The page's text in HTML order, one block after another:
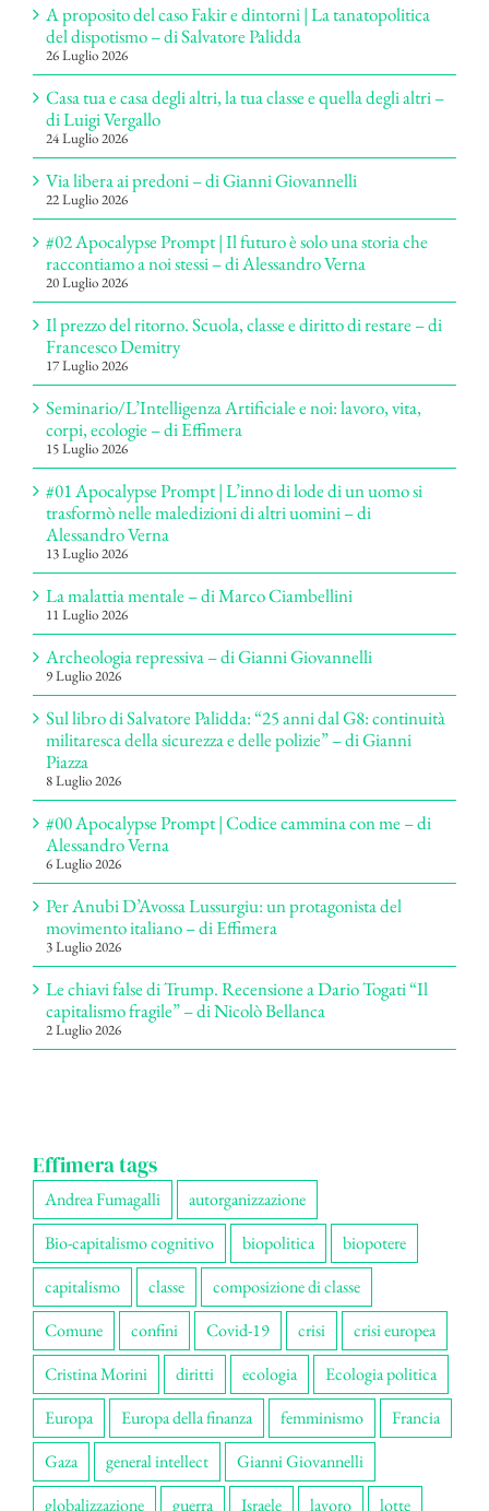
A proposito del caso Fakir e dintorni | La tanatopolitica
del dispotismo – di Salvatore Palidda
26 Luglio 2026
Casa tua e casa degli altri, la tua classe e quella degli altri –
di Luigi Vergallo
24 Luglio 2026
Via libera ai predoni – di Gianni Giovannelli
22 Luglio 2026
#02 Apocalypse Prompt | Il futuro è solo una storia che
raccontiamo a noi stessi – di Alessandro Verna
20 Luglio 2026
Il prezzo del ritorno. Scuola, classe e diritto di restare – di
Francesco Demitry
17 Luglio 2026
Seminario/L’Intelligenza Artificiale e noi: lavoro, vita,
corpi, ecologie – di Effimera
15 Luglio 2026
#01 Apocalypse Prompt | L’inno di lode di un uomo si
trasformò nelle maledizioni di altri uomini – di
Alessandro Verna
13 Luglio 2026
La malattia mentale – di Marco Ciambellini
11 Luglio 2026
Archeologia repressiva – di Gianni Giovannelli
9 Luglio 2026
Sul libro di Salvatore Palidda: “25 anni dal G8: continuità
militaresca della sicurezza e delle polizie” – di Gianni
Piazza
8 Luglio 2026
#00 Apocalypse Prompt | Codice cammina con me – di
Alessandro Verna
6 Luglio 2026
Per Anubi D’Avossa Lussurgiu: un protagonista del
movimento italiano – di Effimera
3 Luglio 2026
Le chiavi false di Trump. Recensione a Dario Togati “Il
capitalismo fragile” – di Nicolò Bellanca
2 Luglio 2026
Effimera tags
Andrea Fumagalli
autorganizzazione
Bio-capitalismo cognitivo
biopolitica
biopotere
capitalismo
classe
composizione di classe
Comune
confini Covid-19 crisi
crisi europea
Cristina Morini
diritti ecologia
Ecologia politica
Europa
Europa della finanza femminismo
Francia
Gaza
general intellect
Gianni Giovannelli
globalizzazione
guerra Israele lavoro lotte